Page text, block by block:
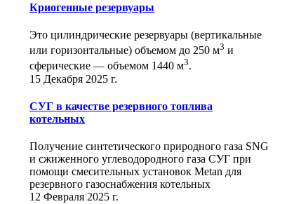
Криогенные резервуары
Это цилиндрические резервуары (вертикальные
или горизонтальные) объемом до 250 м3 и
сферические ― объемом 1440 м3.
15 Декабря 2025 г.
СУГ в качестве резервного топлива
котельных
Получение синтетического природного газа SNG
и сжиженного углеводородного газа СУГ при
помощи смесительных установок Metan для
резервного газоснабжения котельных
12 Февраля 2025 г.